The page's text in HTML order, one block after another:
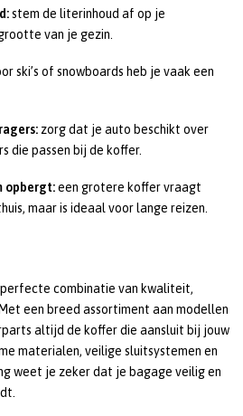
stem de literinhoud af op je
van je gezin.
ski’s of snowboards heb je vaak een
zorg dat je auto beschikt over
die passen bij de koffer.
opbergt:een grotere koffer vraagt
maar is ideaal voor lange reizen.
perfecte combinatie van kwaliteit,
een breed assortiment aan modellen
altijd de koffer die aansluit bij jouw
materialen, veilige sluitsystemen en
weet je zeker dat je bagage veilig en